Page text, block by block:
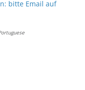
bitte Email auf